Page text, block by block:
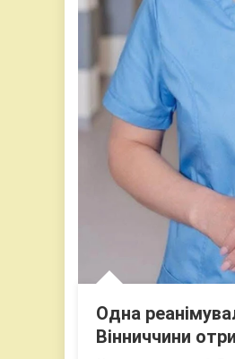
Одна
Вінниччини